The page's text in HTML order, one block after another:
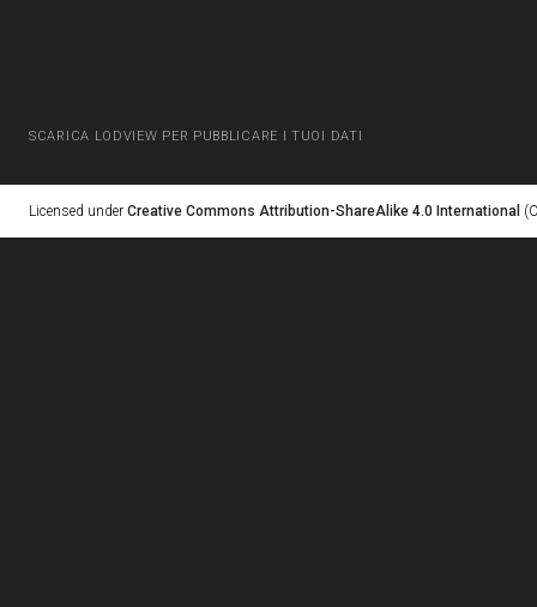
SCARICA LODVIEW PER PUBBLICARE I TUOI DATI
Licensed under Creative Commons Attribution-ShareAlike 4.0 International